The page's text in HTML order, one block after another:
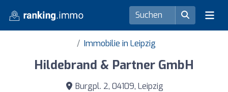
Immobilie in Leipzig
Hildebrand & Partner GmbH
Burgpl. 2, 04109, Leipzig